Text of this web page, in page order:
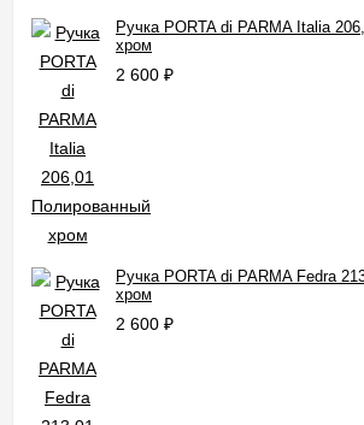
Ручка PORTA di PARMA Italia
хром
2 600 ₽
Ручка PORTA di PARMA Fedra
хром
2 600 ₽